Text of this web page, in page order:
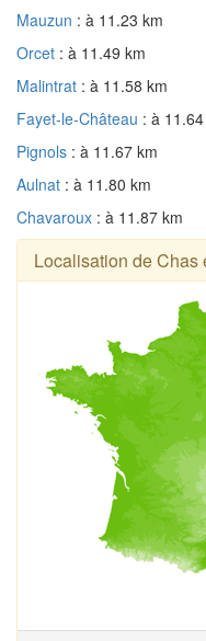
Mauzun : à 11.23 km
Orcet : à 11.49 km
Malintrat : à 11.58 km
Fayet-le-Château : à
Pignols : à 11.67 km
Aulnat : à 11.80 km
Chavaroux : à 11.87 km
Localisation de Chas